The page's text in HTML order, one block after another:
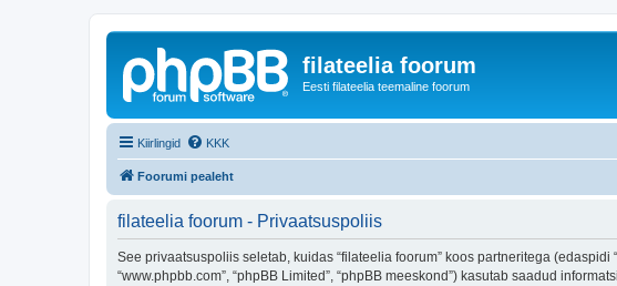
filateelia foorum
Eesti filateelia teemaline foorum
Kiirlingid KKK
Foorumi pealeht
filateelia foorum - Privaatsuspoliis
See privaatsuspoliis seletab, kuidas “filateelia foorum” koos partneritega (edaspidi
“www.phpbb.com”, “phpBB Limited”, “phpBB meeskond”) kasutab saadud